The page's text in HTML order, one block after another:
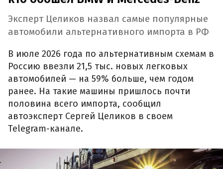
Эксперт Целиков назвал самые популярные
автомобили альтернативного импорта в РФ
В июле 2026 года по альтернативным схемам в
Россию ввезли 21,5 тыс. новых легковых
автомобилей — на 59% больше, чем годом
ранее. На такие машины пришлось почти
половина всего импорта, сообщил
автоэксперт Сергей Целиков в своем
Telegram-канале.